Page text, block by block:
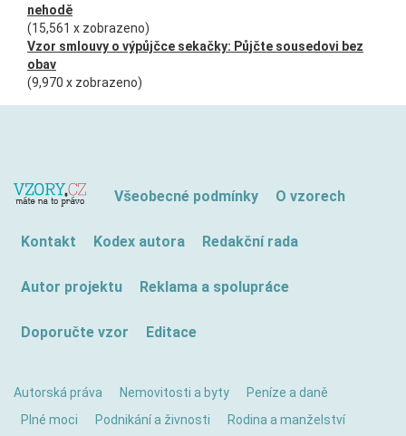
nehodě
(15,561 x zobrazeno)
Vzor smlouvy o výpůjčce sekačky: Půjčte sousedovi bez
obav
(9,970 x zobrazeno)
Všeobecné podmínky O vzorech
Kontakt Kodex autora Redakční rada
Autor projektu Reklama a spolupráce
Doporučte vzor Editace
Autorská práva Nemovitosti a byty
Peníze a daně
Plné moci
Podnikání a živnosti Rodina a manželství